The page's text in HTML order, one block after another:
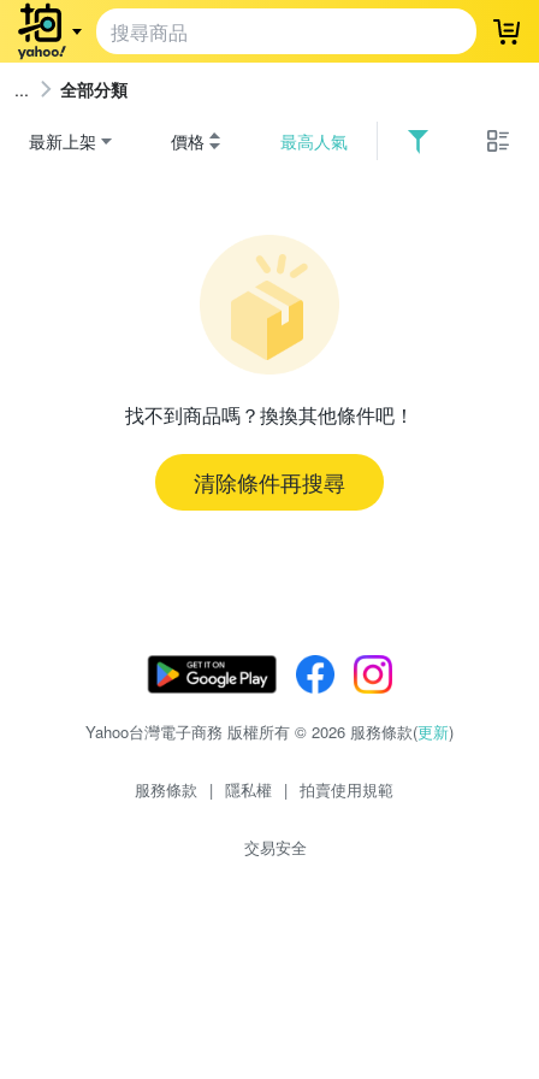
登
全部分類
最新上架 價格 最高人氣
找不到商品嗎？換換其他條件吧！
清除條件再搜尋
Yahoo台灣電子商務 版權所有 © 2026 服務條款(更新)
服務條款 | 隱私權 | 拍賣使用規範
交易安全